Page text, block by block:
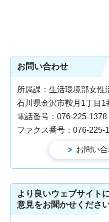
お問い合わせ
所属課：生活環境部女
石川県金沢市鞍月1丁目1
電話番号：076-225-1378
ファクス番号：076-225-
より良いウェブサイト
意見をお聞かせくださ